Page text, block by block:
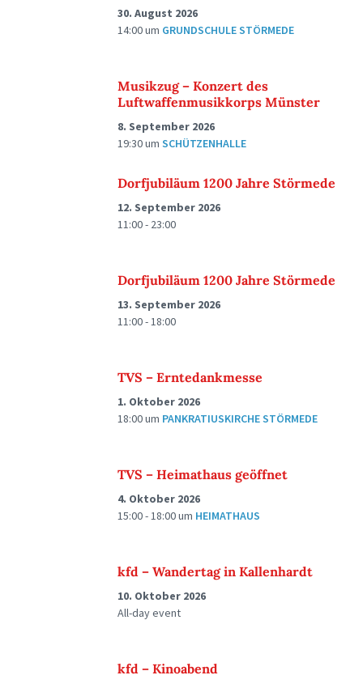
30. August 2026
14:00um GRUNDSCHULE STÖRMEDE
Musikzug – Konzert des
Luftwaffenmusikkorps Münster
8. September 2026
19:30um SCHÜTZENHALLE
Dorfjubiläum 1200 Jahre Störmede
12. September 2026
11:00 - 23:00
Dorfjubiläum 1200 Jahre Störmede
13. September 2026
11:00 - 18:00
TVS – Erntedankmesse
1. Oktober 2026
18:00um PANKRATIUSKIRCHE STÖRMEDE
TVS – Heimathaus geöffnet
4. Oktober 2026
15:00 - 18:00um HEIMATHAUS
kfd – Wandertag in Kallenhardt
10. Oktober 2026
All-day event
kfd – Kinoabend